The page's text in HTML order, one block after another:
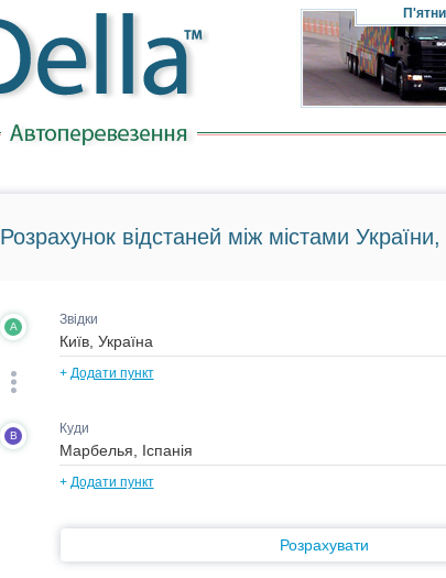
Розрахунок відстаней між містами
A Звідки
+ Додати пункт
B Куди
+ Додати пункт
Розрахувати